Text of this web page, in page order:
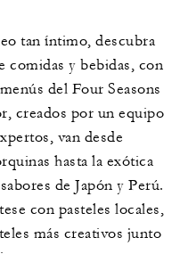
tan íntimo, descubra
comidas y bebidas, con
del Four Seasons
creados por un equipo
van desde
hasta la exótica
de Japón y Perú.
con pasteles locales,
más creativos junto